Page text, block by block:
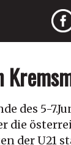
des 5-
die
der U21